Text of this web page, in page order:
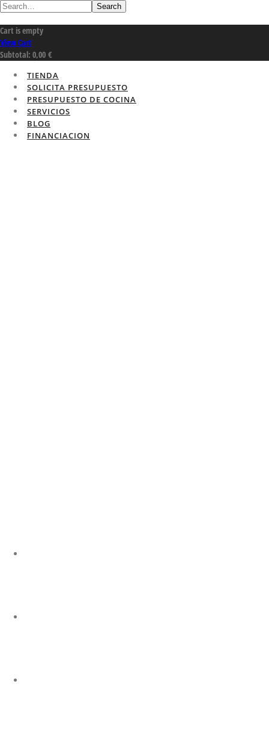
Search
Cart is empty
View Cart
Subtotal: 0,00 €
TIENDA
SOLICITA PRESUPUESTO
PRESUPUESTO DE COCINA
SERVICIOS
BLOG
FINANCIACION